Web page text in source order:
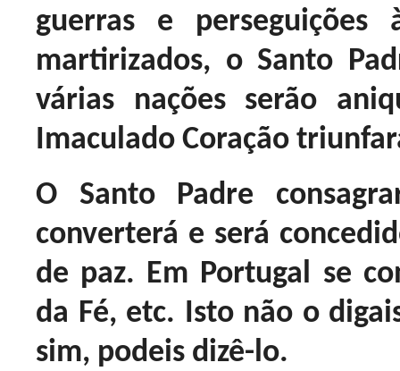
guerras e
martirizados, o Santo
várias nações serão
Imaculado Coração
O Santo Padre
converterá e será
de paz. Em Portugal se
da Fé, etc. Isto não o
sim, podeis dizê-lo.